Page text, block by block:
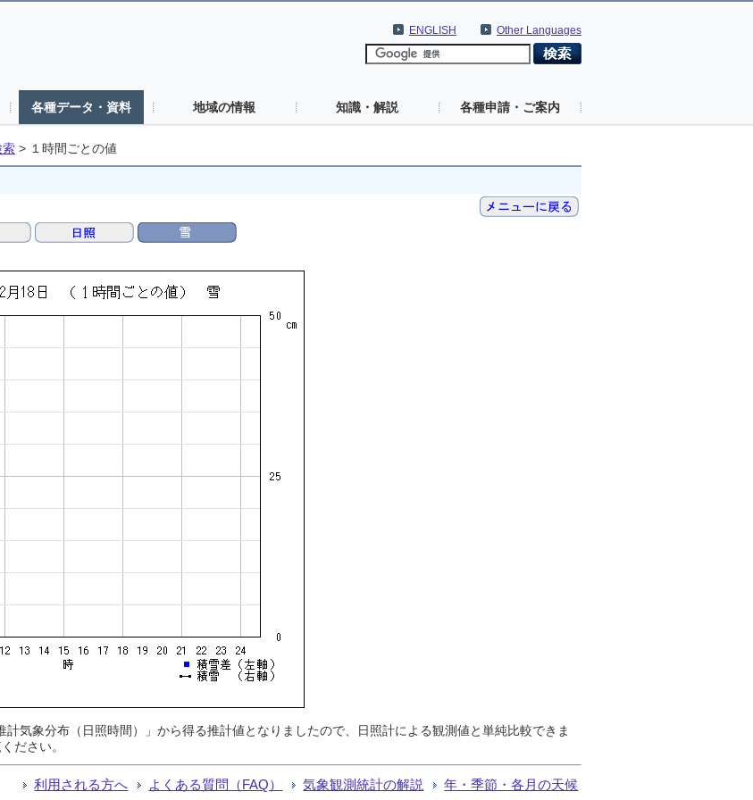
Other Languages
ENGLISH
各種データ・資料 地域の情報 知識・解説 各種申請・ご案内
索 > １時間ごとの値
気象分布（日照時間）」から得る推計値となりましたので、日照計による観測値と単純比較できま
ださい。
利用される方へ よくある質問（FAQ） 気象観測統計の解説 年・季節・各月の天候